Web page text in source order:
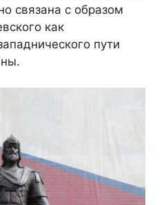
связана с образом
как
пути